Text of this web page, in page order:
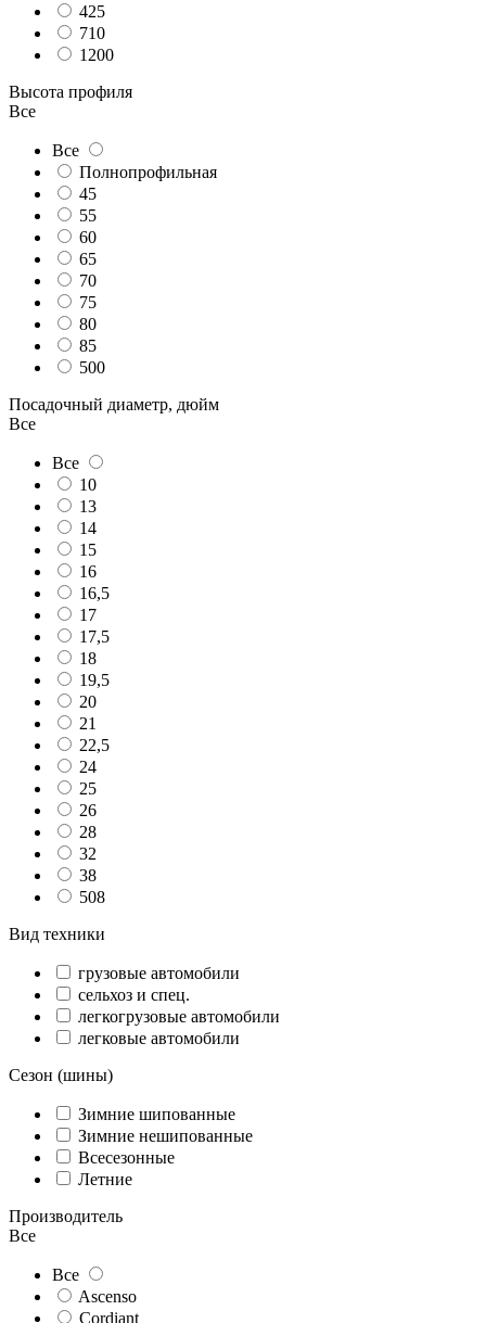
425
710
1200
Высота профиля
Все
Все
Полнопрофильная
45
55
60
65
70
75
80
85
500
Посадочный диаметр, дюйм
Все
Все
10
13
14
15
16
16,5
17
17,5
18
19,5
20
21
22,5
24
25
26
28
32
38
508
Вид техники
грузовые автомобили
сельхоз и спец.
легкогрузовые автомобили
легковые автомобили
Сезон (шины)
Зимние шипованные
Зимние нешипованные
Всесезонные
Летние
Производитель
Все
Все
Ascenso
Cordiant